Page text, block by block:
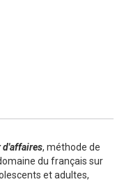
d'affaires, méthode de
du français sur
et adultes,